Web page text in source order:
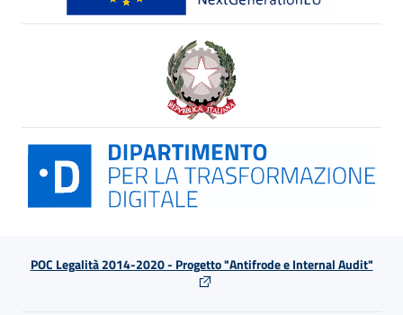
POC Legalità 2014-2020 - Progetto "Antifrode e Internal Audit"